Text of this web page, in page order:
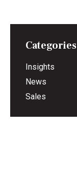
Categories
Insights
News
Sales